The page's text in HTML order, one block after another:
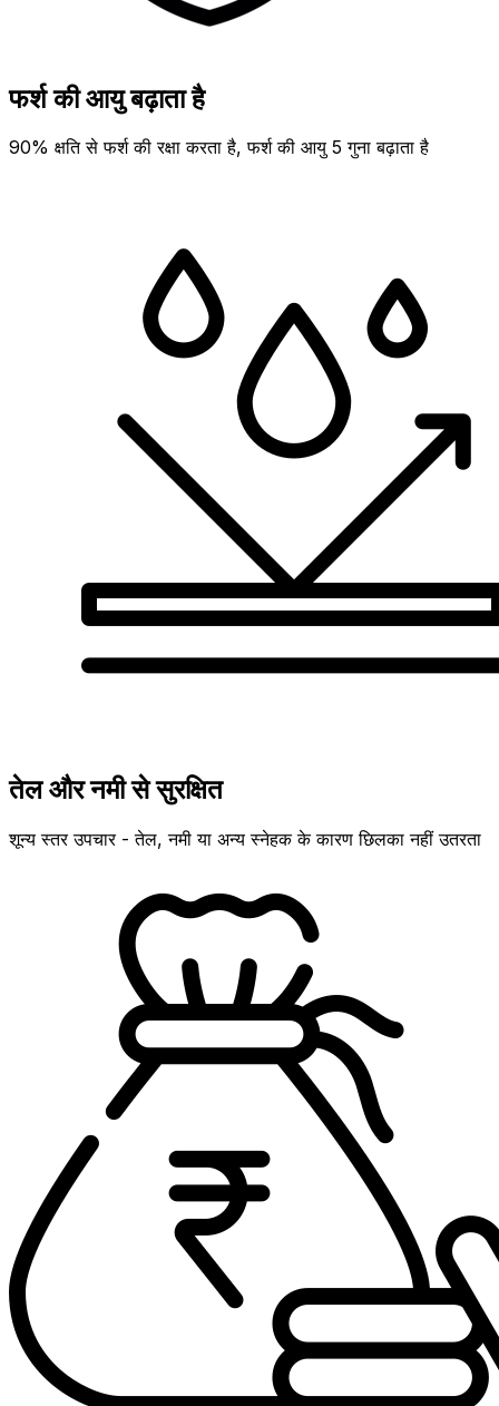
फर्श की आयु बढ़ाता है
90% क्षति से फर्श की रक्षा करता है, फर्श की आयु 5 गुना बढ़ाता है
तेल और नमी से सुरक्षित
शून्य स्तर उपचार - तेल, नमी या अन्य स्नेहक के कारण छिलका नहीं उतरता